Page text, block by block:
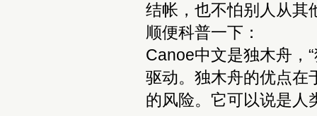
结帐，也不怕别人从其
顺便科普一下：
Canoe中文是独木舟，
驱动。独木舟的优点在
的风险。它可以说是人